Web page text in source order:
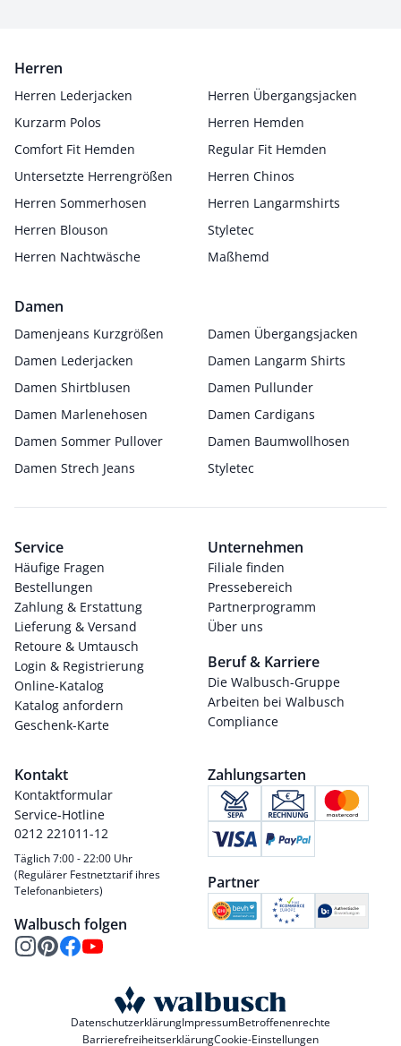
Herren
Herren Lederjacken
Herren Übergangsjacken
Kurzarm Polos
Herren Hemden
Comfort Fit Hemden
Regular Fit Hemden
Untersetzte Herrengrößen
Herren Chinos
Herren Sommerhosen
Herren Langarmshirts
Herren Blouson
Styletec
Herren Nachtwäsche
Maßhemd
Damen
Damenjeans Kurzgrößen
Damen Übergangsjacken
Damen Lederjacken
Damen Langarm Shirts
Damen Shirtblusen
Damen Pullunder
Damen Marlenehosen
Damen Cardigans
Damen Sommer Pullover
Damen Baumwollhosen
Damen Strech Jeans
Styletec
Service
Häufige Fragen
Bestellungen
Zahlung & Erstattung
Lieferung & Versand
Retoure & Umtausch
Login & Registrierung
Online-Katalog
Katalog anfordern
Geschenk-Karte
Unternehmen
Filiale finden
Pressebereich
Partnerprogramm
Über uns
Beruf & Karriere
Die Walbusch-Gruppe
Arbeiten bei Walbusch
Compliance
Kontakt
Kontaktformular
Service-Hotline
0212 221011-12
Täglich 7:00 - 22:00 Uhr
(Regulärer Festnetztarif ihres
Telefonanbieters)
Walbusch folgen
Zahlungsarten
Partner
DatenschutzerklärungImpressumBetroffenenrechte
BarrierefreiheitserklärungCookie-Einstellungen